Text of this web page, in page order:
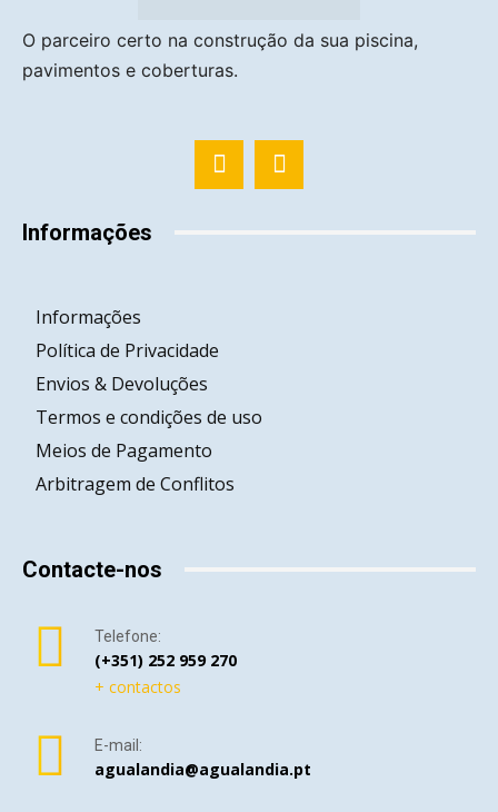
O parceiro certo na construção da sua piscina,
pavimentos e coberturas.
Informações
Informações
Política de Privacidade
Envios & Devoluções
Termos e condições de uso
Meios de Pagamento
Arbitragem de Conflitos
Contacte-nos
Telefone:
(+351) 252 959 270
+ contactos
E-mail:
agualandia@agualandia.pt